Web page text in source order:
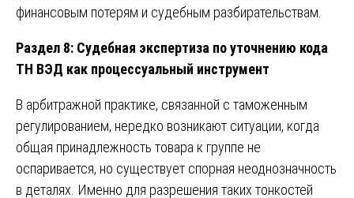
финансовым потерям и судебным разбирательствам.
Раздел 8: Судебная экспертиза по уточнению кода
ТН ВЭД как процессуальный инструмент
В арбитражной практике, связанной с таможенным
регулированием, нередко возникают ситуации, когда
общая принадлежность товара к группе не
оспаривается, но существует спорная неоднозначность
в деталях. Именно для разрешения таких тонкостей